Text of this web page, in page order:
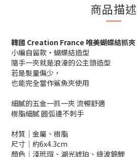
商品描述
韓國 Creation France 唯美蝴蝶結抓夾
小編自留款‧蝴蝶結造型
隨手一夾就是浪漫的公主頭造型
若是髮量偏少，
也能完全當作鯊魚夾使用
細膩的五金一抓一夾 流暢舒適
樹脂細膩 圓弧邊不刺手
材質│金屬、樹脂
尺寸│約6x4.3cm
顏色│淺玳瑁、湖光琥珀、綠波錦鯉